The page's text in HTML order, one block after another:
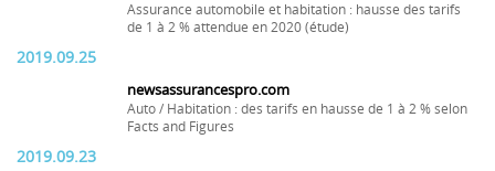
Assurance automobile et habitation : hausse des tarifs
de 1 à 2 % attendue en 2020 (étude)
2019.09.25
newsassurancespro.com
Auto / Habitation : des tarifs en hausse de 1 à 2 % selon
Facts and Figures
2019.09.23